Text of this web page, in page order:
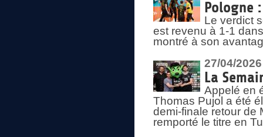
Pologne
Le verdict
est revenu à 1-1
montré à son
27/04/2026
La
Appelé en
Thomas Pujol a été
demi-finale retour de
remporté le titre en